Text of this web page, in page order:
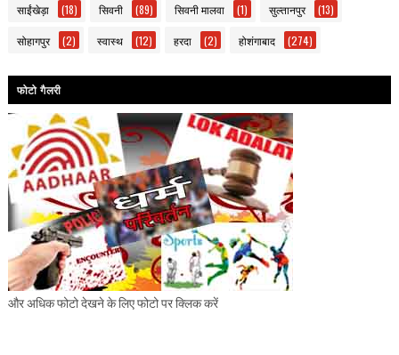
साईंखेड़ा (18) सिवनी (89) सिवनी मालवा (1) सुल्तानपुर (13)
सोहागपुर (2) स्वास्थ (12) हरदा (2) होशंगाबाद (274)
फोटो गैलरी
और अधिक फोटो देखने के लिए फोटो पर क्लिक करें